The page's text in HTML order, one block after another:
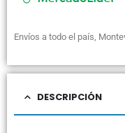
Envíos a todo el país,
DESCRIPCIÓN